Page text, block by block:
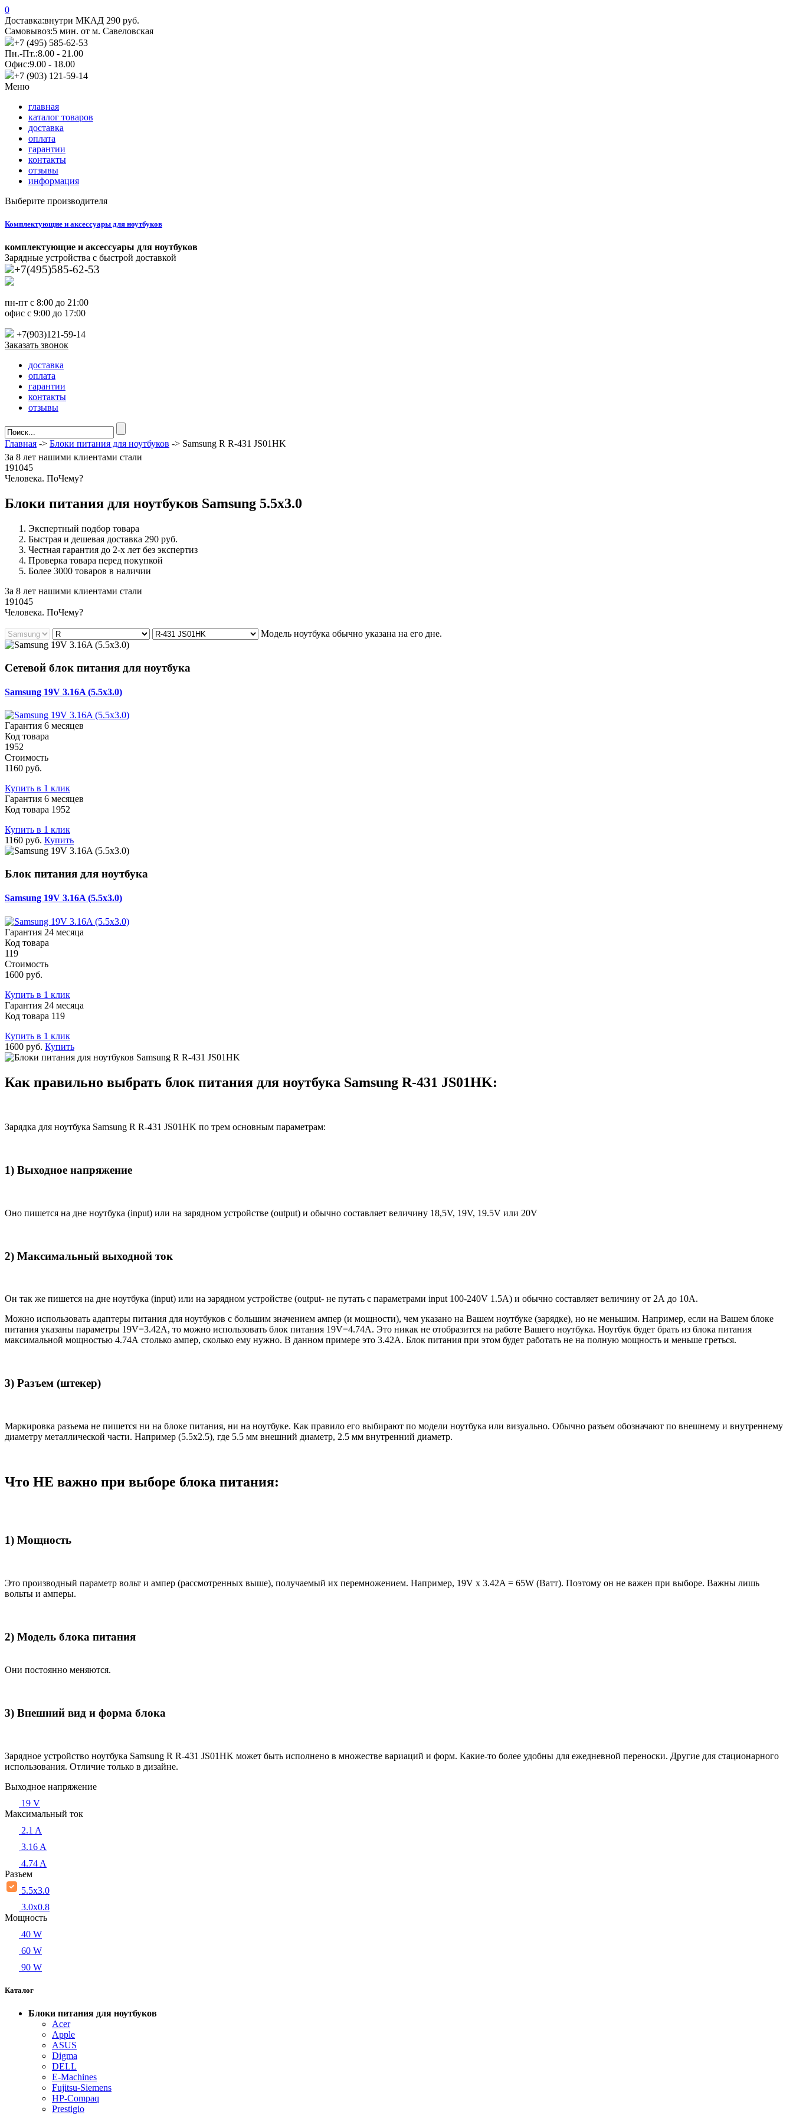
0
Доставка:внутри МКАД 290 руб.
Самовывоз:5 мин. от м. Савеловская
+7 (495) 585-62-53
Пн.-Пт.:8.00 - 21.00
Офис:9.00 - 18.00
+7 (903) 121-59-14
Меню
главная
каталог товаров
доставка
оплата
гарантии
контакты
отзывы
информация
Выберите производителя
Комплектующие и аксессуары для ноутбуков
комплектующие и аксессуары для ноутбуков
Зарядные устройства с быстрой доставкой
+7(495)585-62-53
пн-пт с 8:00 до 21:00
офис с 9:00 до 17:00
+7(903)121-59-14
Заказать звонок
доставка
оплата
гарантии
контакты
отзывы
Главная -> Блоки питания для ноутбуков -> Samsung R R-431 JS01HK
За 8 лет нашими клиентами стали
191045
Человека. ПоЧему?
Блоки питания для ноутбуков Samsung 5.5x3.0
Экспертный подбор товара
Быстрая и дешевая доставка 290 руб.
Честная гарантия до 2-х лет без экспертиз
Проверка товара перед покупкой
Более 3000 товаров в наличии
За 8 лет нашими клиентами стали
191045
Человека. ПоЧему?
Модель ноутбука обычно указана на его дне.
Сетевой блок питания для ноутбука
Samsung 19V 3.16A (5.5x3.0)
Гарантия 6 месяцев
Код товара
1952
Стоимость
1160 руб.
Купить в 1 клик
Гарантия 6 месяцев
Код товара 1952
Купить в 1 клик
1160 руб. Купить
Блок питания для ноутбука
Samsung 19V 3.16A (5.5x3.0)
Гарантия 24 месяца
Код товара
119
Стоимость
1600 руб.
Купить в 1 клик
Гарантия 24 месяца
Код товара 119
Купить в 1 клик
1600 руб. Купить
Как правильно выбрать блок питания для ноутбука Samsung R-431 JS01HK:
Зарядка для ноутбука Samsung R R-431 JS01HK по трем основным параметрам:
1) Выходное напряжение
Оно пишется на дне ноутбука (input) или на зарядном устройстве (output) и обычно составляет величину 18,5V, 19V, 19.5V или 20V
2) Максимальный выходной ток
Он так же пишется на дне ноутбука (input) или на зарядном устройстве (output- не путать с параметрами input 100-240V 1.5A) и обычно составляет величину от 2А до 10A.
Можно использовать адаптеры питания для ноутбуков с большим значением ампер (и мощности), чем указано на Вашем ноутбуке (зарядке), но не меньшим. Например, если на Вашем блоке
питания указаны параметры 19V=3.42A, то можно использовать блок питания 19V=4.74A. Это никак не отобразится на работе Вашего ноутбука. Ноутбук будет брать из блока питания
максимальной мощностью 4.74А столько ампер, сколько ему нужно. В данном примере это 3.42А. Блок питания при этом будет работать не на полную мощность и меньше греться.
3) Разъем (штекер)
Маркировка разъема не пишется ни на блоке питания, ни на ноутбуке. Как правило его выбирают по модели ноутбука или визуально. Обычно разъем обозначают по внешнему и внутреннему
диаметру металлической части. Например (5.5x2.5), где 5.5 мм внешний диаметр, 2.5 мм внутренний диаметр.
Что НЕ важно при выборе блока питания:
1) Мощность
Это производный параметр вольт и ампер (рассмотренных выше), получаемый их перемножением. Например, 19V x 3.42A = 65W (Ватт). Поэтому он не важен при выборе. Важны лишь
вольты и амперы.
2) Модель блока питания
Они постоянно меняются.
3) Внешний вид и форма блока
Зарядное устройство ноутбука Samsung R R-431 JS01HK может быть исполнено в множестве вариаций и форм. Какие-то более удобны для ежедневной переноски. Другие для стационарного
использования. Отличие только в дизайне.
Выходное напряжение
19 V
Максимальный ток
2.1 A
3.16 A
4.74 A
Разъем
5.5x3.0
3.0x0.8
Мощность
40 W
60 W
90 W
Каталог
Блоки питания для ноутбуков
Acer
Apple
ASUS
Digma
DELL
E-Machines
Fujitsu-Siemens
HP-Compaq
Prestigio